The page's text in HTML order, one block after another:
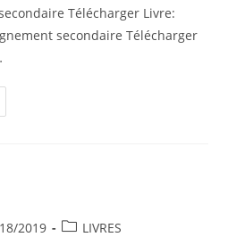
Télécharger Livre:
secondaire Télécharger
2019
PostLIVRES